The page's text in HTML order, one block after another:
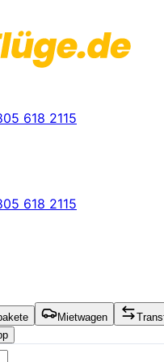
618 2115
618 2115
Mietwagen